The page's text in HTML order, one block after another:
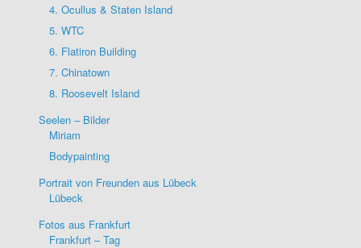
4. Ocullus & Staten Island
5. WTC
6. Flatiron Building
7. Chinatown
8. Roosevelt Island
Seelen – Bilder
Miriam
Bodypainting
Portrait von Freunden aus Lübeck
Lübeck
Fotos aus Frankfurt
Frankfurt – Tag